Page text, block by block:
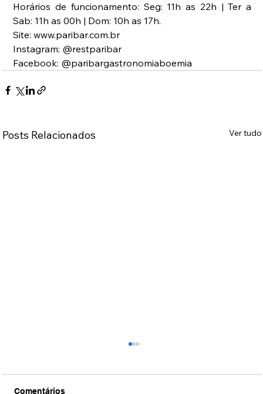
Horários de funcionamento: Seg: 11h as 22h | Ter a
Sab: 11h as 00h | Dom: 10h as 17h.
Site: www.paribar.com.br
Instagram: @restparibar
Facebook: @paribargastronomiaboemia
Posts Relacionados Ver tudo
Comentários